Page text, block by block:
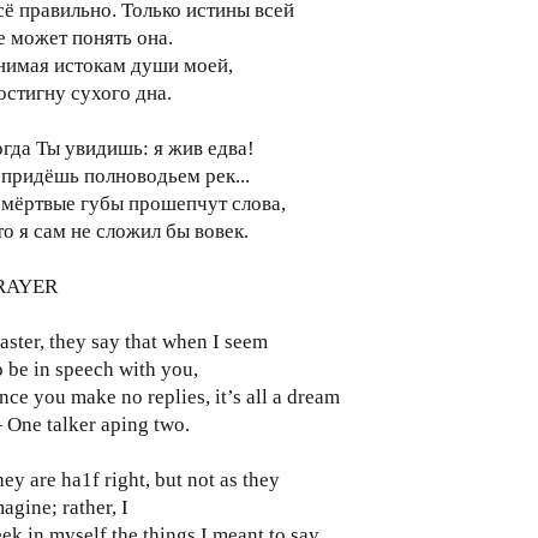
правильно. Только истины всей
может понять она.
истокам души моей,
сухого дна.
Ты увидишь: я жив едва!
полноводьем рек...
губы прошепчут слова,
я сам не сложил бы вовек.
they say that when I seem
be in speech with you,
you make no replies, it’s all a dream
talker aping two.
are ha1f right, but not as they
rather, I